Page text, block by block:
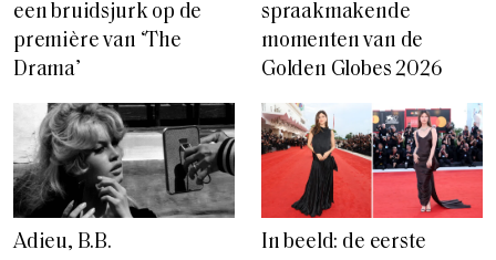
een bruidsjurk op de
première van ‘The
Drama’
spraakmakende
momenten van de
Golden Globes 2026
Adieu, B.B.
In beeld: de eerste